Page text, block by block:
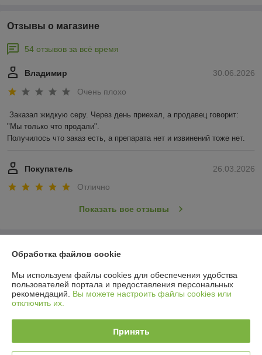
Отзывы о магазине
54 отзывов за всё время
30.06.2026
Владимир
Очень плохо
Заказал жидкую серу. Через день приехал, а продавец говорит:
"Мы только что продали".
Получилось что заказ есть, а препарата нет и извинений тоже нет.
26.03.2026
Покупатель
Отлично
Показать все отзывы
Контакты
Доставка и оплата
Обработка файлов cookie
Мы используем файлы cookies для обеспечения удобства
пользователей портала и предоставления персональных
рекомендаций. Вы можете настроить файлы cookies или
отключить их.
Принять